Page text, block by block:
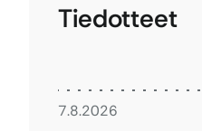
Tiedotteet
7.8.2026